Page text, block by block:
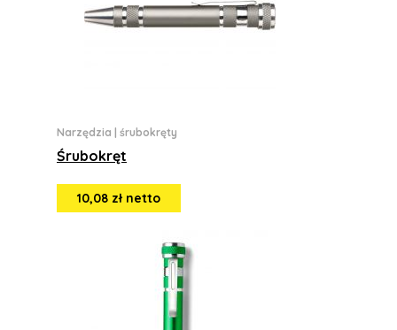
Narzędzia śrubokręty
Śrubokręt
10,08 zł netto